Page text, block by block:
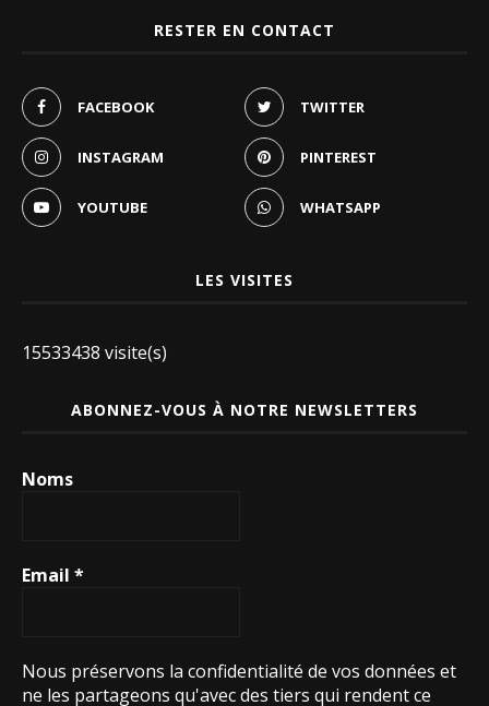
RESTER EN CONTACT
FACEBOOK TWITTER
INSTAGRAM PINTEREST
YOUTUBE WHATSAPP
LES VISITES
15533438 visite(s)
ABONNEZ-VOUS À NOTRE NEWSLETTERS
Noms
Email *
Nous préservons la confidentialité de vos données et
ne les partageons qu'avec des tiers qui rendent ce